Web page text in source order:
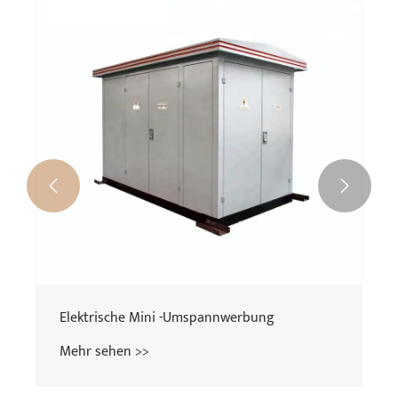
Elektrische Mini -Umspannwerbung
Mehr sehen >>
 